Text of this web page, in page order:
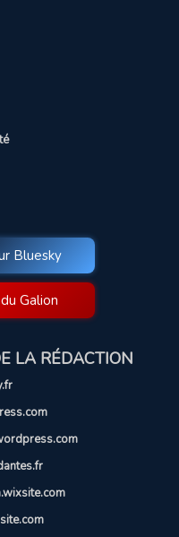
Bluesky
Galion
LA RÉDACTION